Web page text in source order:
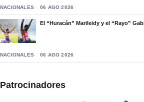
NACIONALES 06 AGO 2026
El “Huracán” Marileidy y el “Rayo”
NACIONALES 06 AGO 2026
Patrocinadores